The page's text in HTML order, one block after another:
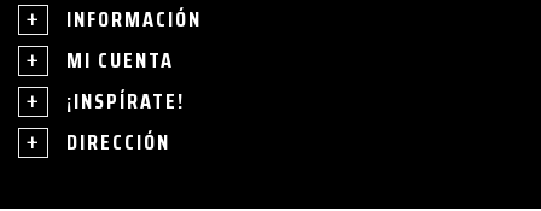
INFORMACIÓN
MI CUENTA
¡INSPÍRATE!
DIRECCIÓN